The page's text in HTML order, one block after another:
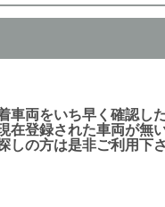
車両をいち早く確認した
在登録された車両が無
しの方は是非ご利用下さ